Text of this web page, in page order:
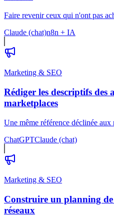
Faire revenir ceux qui n'ont pas
Claude (chat)n8n + IA
Marketing & SEO
Rédiger les descriptifs des
marketplaces
Une même référence déclinée aux
ChatGPTClaude (chat)
Marketing & SEO
Construire un planning
réseaux